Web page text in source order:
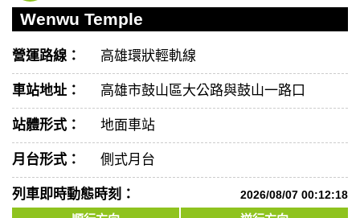
Wenwu Temple
營運路線： 高雄環狀輕軌線
車站地址： 高雄市鼓山區大公路與鼓山一路口
站體形式： 地面車站
月台形式： 側式月台
列車即時動態時刻： 2026/08/07 00:12:18